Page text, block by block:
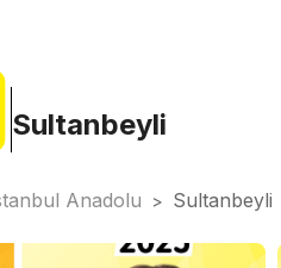
Sultanbeyli
Anadolu > Sultanbeyli